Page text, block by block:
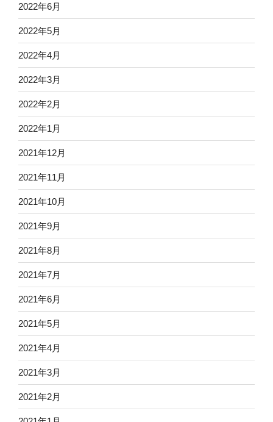
2022年6月
2022年5月
2022年4月
2022年3月
2022年2月
2022年1月
2021年12月
2021年11月
2021年10月
2021年9月
2021年8月
2021年7月
2021年6月
2021年5月
2021年4月
2021年3月
2021年2月